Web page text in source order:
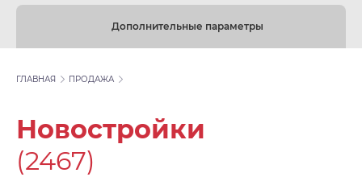
Дополнительные параметры
ГЛАВНАЯ ПРОДАЖА
Новостройки
(2467)